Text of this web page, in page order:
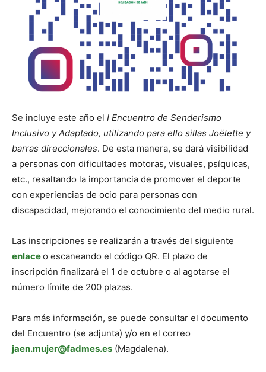
Se incluye este año el I Encuentro de Senderismo
Inclusivo y Adaptado, utilizando para ello sillas Joëlette y
barras direccionales. De esta manera, se dará visibilidad
a personas con dificultades motoras, visuales, psíquicas,
etc., resaltando la importancia de promover el deporte
con experiencias de ocio para personas con
discapacidad, mejorando el conocimiento del medio rural.
Las inscripciones se realizarán a través del siguiente
enlaceo escaneando el código QR. El plazo de
inscripción finalizará el 1 de octubre o al agotarse el
número límite de 200 plazas.
Para más información, se puede consultar el documento
del Encuentro (se adjunta) y/o en el correo
jaen.mujer@fadmes.es (Magdalena).